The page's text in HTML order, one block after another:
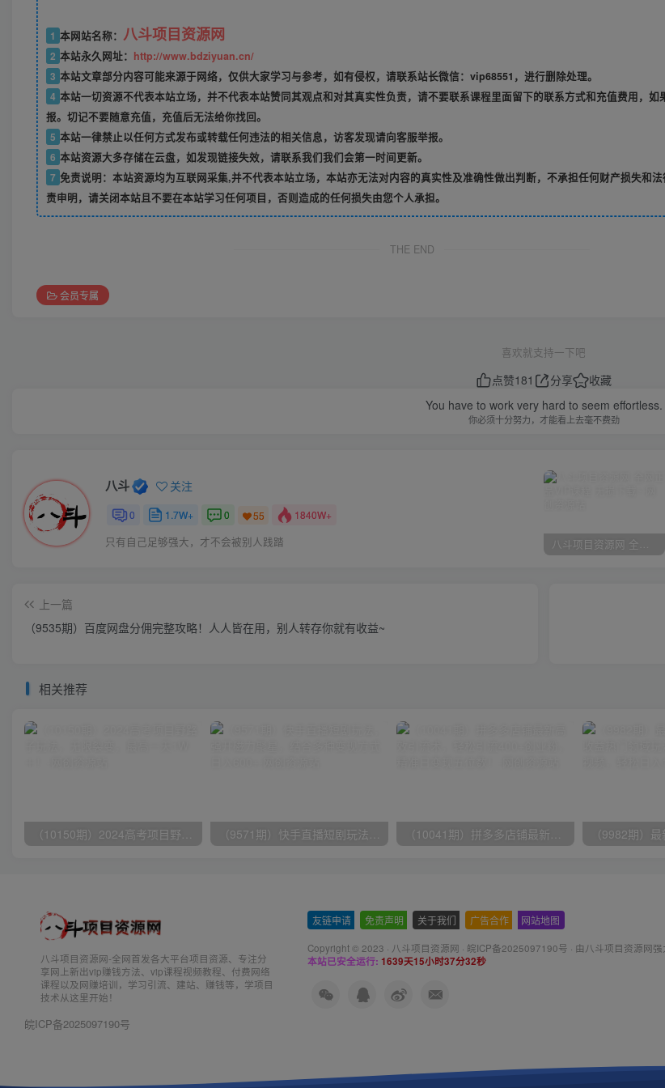
1 本网站名称： 八斗项目资源网
2 本站永久网址： http://www.bdziyuan.cn/
3 本站文章部分内容可能来源于网络，仅供大家学习与参考，如有侵权，请联系站长微信：vip68551，进行删除处理。
4 本站一切资源不代表本站立场，并不代表本站赞同其观点和对其真实性负责，请不要联系课程里面留下的联系方式和充值费用，如
报。切记不要随意充值，充值后无法给你找回。
5 本站一律禁止以任何方式发布或转载任何违法的相关信息，访客发现请向客服举报。
6 本站资源大多存储在云盘，如发现链接失效，请联系我们我们会第一时间更新。
7 免责说明：本站资源均为互联网采集,并不代表本站立场，本站亦无法对内容的真实性及准确性做出判断，不承担任何财产损失和
责申明，请关闭本站且不要在本站学习任何项目，否则造成的任何损失由您个人承担。
THE END
会员专属
喜欢就支持一下吧
点赞181 分享
收藏
You have to work very hard to seem effortless.
你必须十分努力，才能看上去毫不费劲
八斗 关注
0 1.7W+ 0 55 1840W+
只有自己足够强大，才不会被别人践踏 八斗项目资源网 全网正品VIP课程 无损下载~
上一篇
（9535期）百度网盘分佣完整攻略！人人皆在用，别人转存你就有收益~
相关推荐
（10150期）2024高考项目野路子玩法，无限裂变，最高一天1W＋！ （9571期）快手直播短剧玩法，强开磁力聚星，结合多种变现方式日入600+ （10041期）拼多多店铺最新高效引流术，轻松引流400+创业粉，精准日变现五位数！
八斗项目资源网-全网首发各大平台项目资源、专注分
享网上新出vip赚钱方法、vip课程视频教程、付费网络
课程以及网赚培训，学习引流、建站、赚钱等，学项目
技术从这里开始！
友链申请 免责声明 关于我们 广告合作 网站地图
Copyright © 2023 · 八斗项目资源网 · 皖ICP备2025097190号 · 由八斗项目资源网强
本站已安全运行: 1639天15小时37分32秒
皖ICP备2025097190号